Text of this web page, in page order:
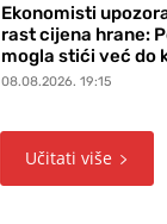
Ekonomisti
rast cijena hrane:
mogla stići već do
08.08.2026. 19:15
Učitati više